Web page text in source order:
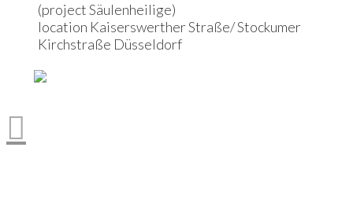
(project Säulenheilige)
location Kaiserswerther Straße/ Stockumer
Kirchstraße Düsseldorf